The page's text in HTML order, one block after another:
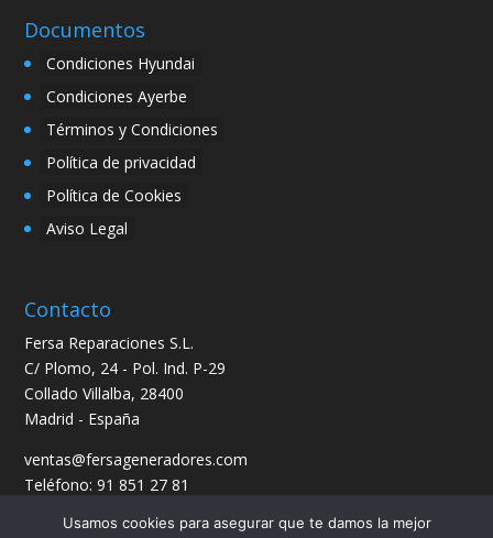
Documentos
Condiciones Hyundai
Condiciones Ayerbe
Términos y Condiciones
Política de privacidad
Política de Cookies
Aviso Legal
Contacto
Fersa Reparaciones S.L.
C/ Plomo, 24 - Pol. Ind. P-29
Collado Villalba, 28400
Madrid - España
ventas@fersageneradores.com
Teléfono: 91 851 27 81
Usamos cookies para asegurar que te damos la mejor